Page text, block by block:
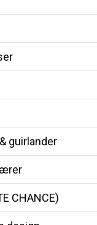
guirlander
CHANCE)